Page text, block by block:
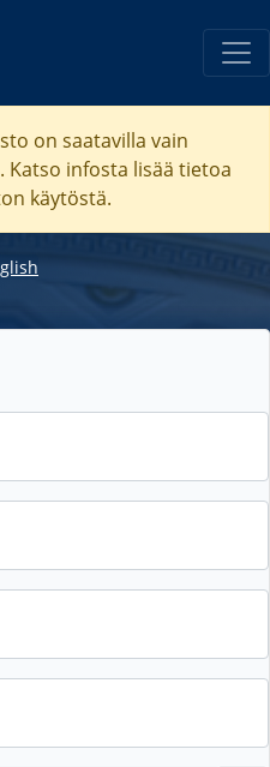
on saatavilla vain
Katso infosta lisää tietoa
käytöstä.